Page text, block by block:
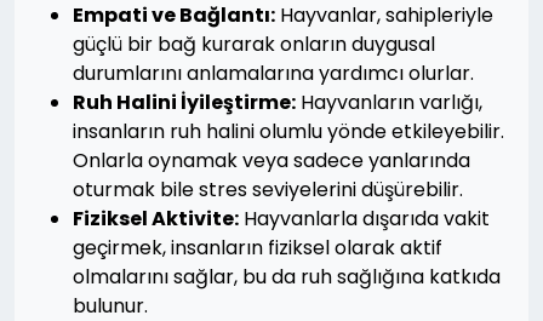
Empati ve Bağlantı: Hayvanlar, sahipleriyle
güçlü bir bağ kurarak onların duygusal
durumlarını anlamalarına yardımcı olurlar.
Ruh Halini İyileştirme: Hayvanların varlığı,
insanların ruh halini olumlu yönde etkileyebilir.
Onlarla oynamak veya sadece yanlarında
oturmak bile stres seviyelerini düşürebilir.
Fiziksel Aktivite: Hayvanlarla dışarıda vakit
geçirmek, insanların fiziksel olarak aktif
olmalarını sağlar, bu da ruh sağlığına katkıda
bulunur.